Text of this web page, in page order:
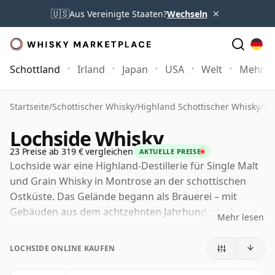
🇺🇸Aus Vereinigte Staaten?Wechseln ×
Schottland Irland Japan USA Welt Mehr
Startseite/Schottischer Whisky/Highland Schottischer Whisky/
Lochside Whisky
23 Preise ab 319 € vergleichen AKTUELLE PREISE
Lochside war eine Highland-Destillerie für Single Malt
und Grain Whisky in Montrose an der schottischen
Ostküste. Das Gelände begann als Brauerei – mit
Gebäuden aus dem achtzehnten Jahrhundert – bevor
der Leitung von Joseph W. Hobbs in eine Destillerie
Mehr lesen
LOCHSIDE ONLINE KAUFEN